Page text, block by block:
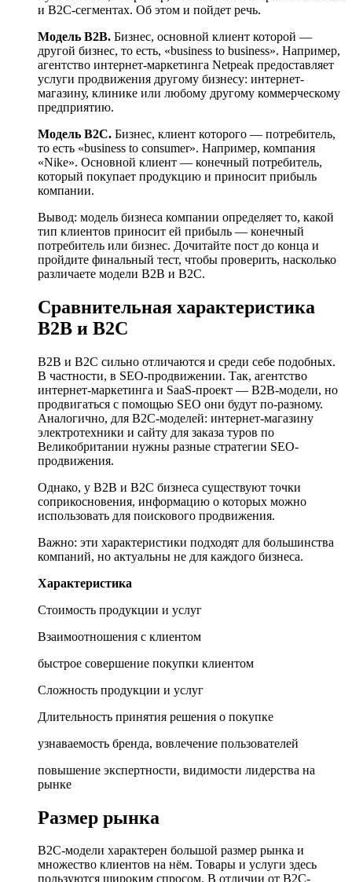
и B2C-сегментах. Об этом и пойдет речь.
Модель B2B. Бизнес, основной клиент которой —
другой бизнес, то есть, «business to business». Например,
агентство интернет-маркетинга Netpeak предоставляет
услуги продвижения другому бизнесу: интернет-
магазину, клинике или любому другому коммерческому
предприятию.
Модель B2C. Бизнес, клиент которого — потребитель,
то есть «business to consumer». Например, компания
«Nike». Основной клиент — конечный потребитель,
который покупает продукцию и приносит прибыль
компании.
Вывод: модель бизнеса компании определяет то, какой
тип клиентов приносит ей прибыль — конечный
потребитель или бизнес. Дочитайте пост до конца и
пройдите финальный тест, чтобы проверить, насколько
различаете модели B2B и B2C.
Сравнительная характеристика
B2B и B2C
B2B и B2C сильно отличаются и среди себе подобных.
В частности, в SEO-продвижении. Так, агентство
интернет-маркетинга и SaaS-проект — B2B-модели, но
продвигаться с помощью SEO они будут по-разному.
Аналогично, для B2C-моделей: интернет-магазину
электротехники и сайту для заказа туров по
Великобритании нужны разные стратегии SEO-
продвижения.
Однако, у B2B и B2C бизнеса существуют точки
соприкосновения, информацию о которых можно
использовать для поискового продвижения.
Важно: эти характеристики подходят для большинства
компаний, но актуальны не для каждого бизнеса.
Характеристика
Стоимость продукции и услуг
Взаимоотношения с клиентом
быстрое совершение покупки клиентом
Сложность продукции и услуг
Длительность принятия решения о покупке
узнаваемость бренда, вовлечение пользователей
повышение экспертности, видимости лидерства на
рынке
Размер рынка
B2C-модели характерен большой размер рынка и
множество клиентов на нём. Товары и услуги здесь
пользуются широким спросом. В отличии от B2C-